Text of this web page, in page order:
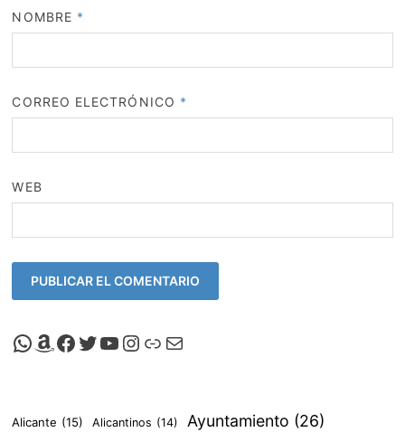
NOMBRE *
CORREO ELECTRÓNICO *
WEB
Canal de Whatsapp de Viscalacant
Comprar en Amazon
Facebook de Viscalacant
Twitter de Viscalacant
Canal de Youtube de Viscalacant
Instagram de Viscalacant
Viscalacant en Polkaverse
Correo electrónico
Alicante (15) Alicantinos (14) Ayuntamiento (26)